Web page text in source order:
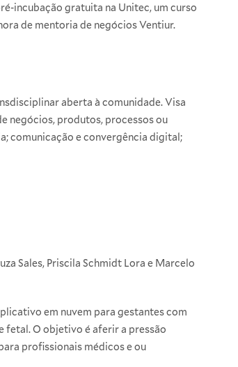
incubação gratuita na Unitec, um curso
de mentoria de negócios Ventiur.
aberta à comunidade. Visa
negócios, produtos, processos ou
comunicação e convergência digital;
Sales, Priscila Schmidt Lora e Marcelo
em nuvem para gestantes com
fetal. O objetivo é aferir a pressão
profissionais médicos e ou